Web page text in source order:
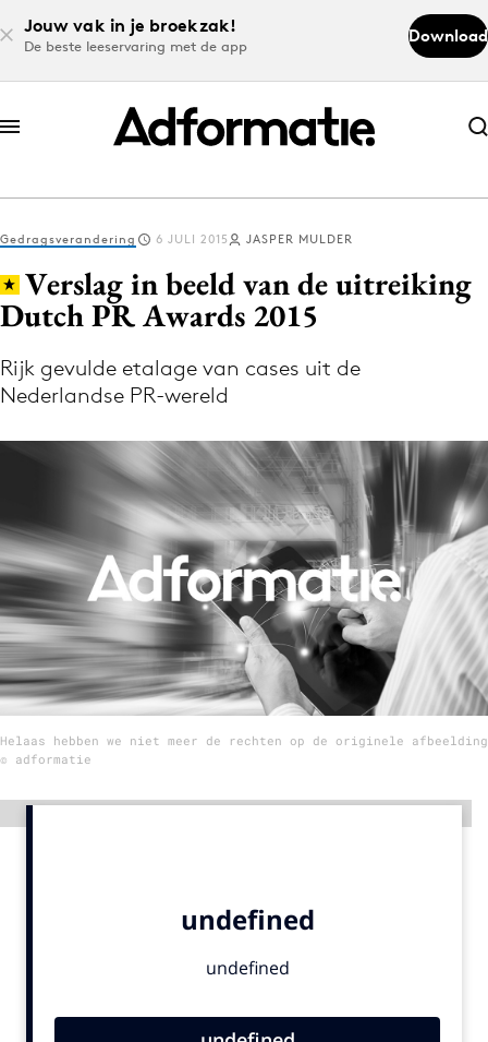
Jouw vak in je broekzak!
De beste leeservaring met de app
Download
Abonneer nu
Abonneer nu
Log in
Volg het laatste nieuws via de Adformatie
Nieuws app
Menu
Home
9 sept: GenAI-training
12 nov: MarketingLive!
Adverteren
Events
Gedragsverandering 6 JULI 2015 JASPER MULDER
Verslag in beeld van de uitreiking
Dutch PR Awards 2015
Rijk gevulde etalage van cases uit de
Nederlandse PR-wereld
Helaas hebben we niet meer de rechten op de originele afbeelding
© adformatie